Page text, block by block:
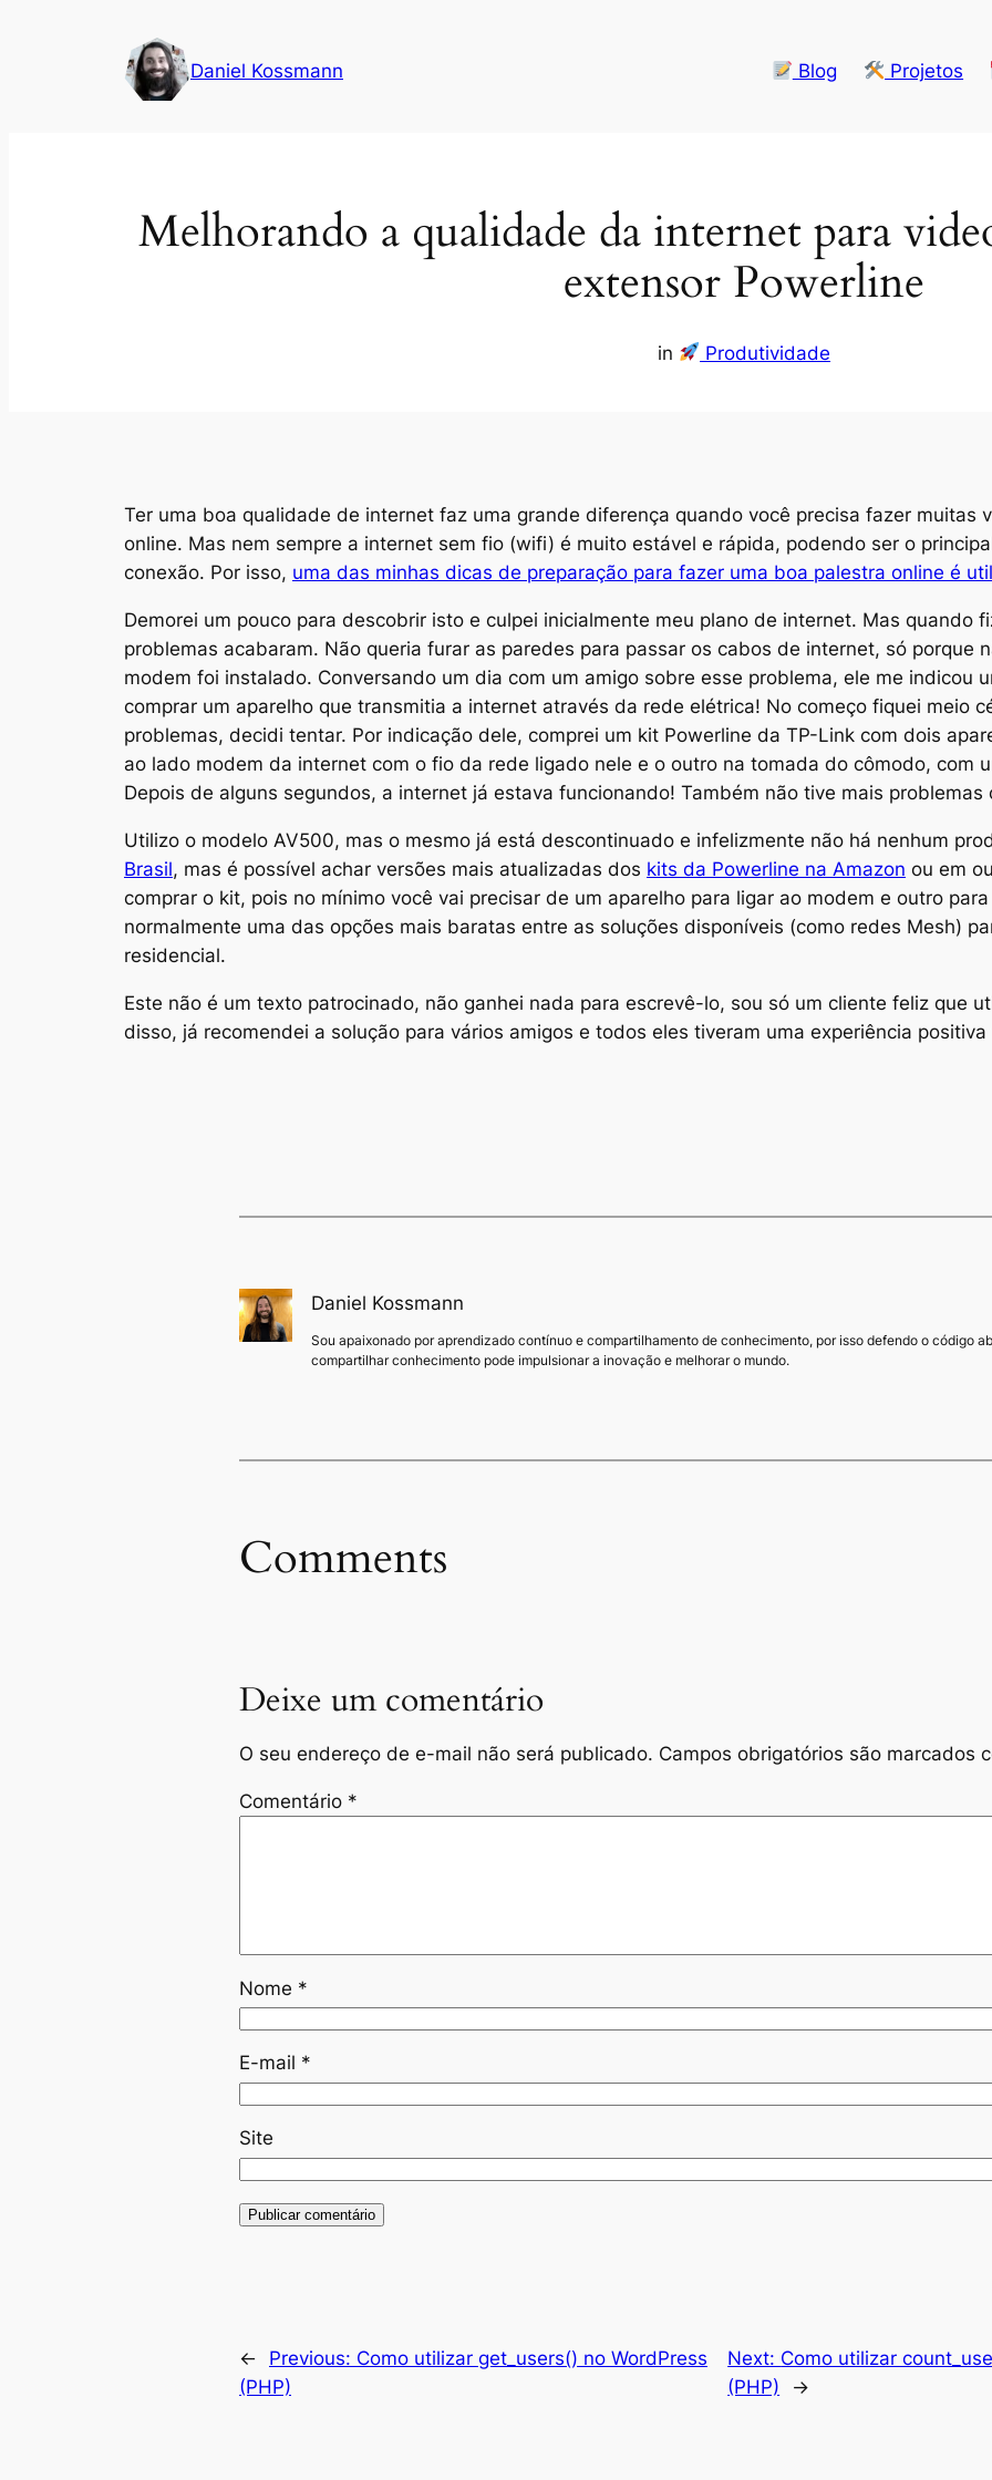
Daniel Kossmann Blog Projetos
Melhorando a qualidade da internet para
extensor Powerline
in Produtividade
Ter uma boa qualidade de internet faz uma grande diferença quando você precisa fazer muitas
online. Mas nem sempre a internet sem fio (wifi) é muito estável e rápida, podendo ser o
conexão. Por isso, uma das minhas dicas de preparação para fazer uma boa palestra online é
Demorei um pouco para descobrir isto e culpei inicialmente meu plano de internet. Mas quando
problemas acabaram. Não queria furar as paredes para passar os cabos de internet, só porque
modem foi instalado. Conversando um dia com um amigo sobre esse problema, ele me indicou
comprar um aparelho que transmitia a internet através da rede elétrica! No começo fiquei meio
problemas, decidi tentar. Por indicação dele, comprei um kit Powerline da TP-Link com dois
ao lado modem da internet com o fio da rede ligado nele e o outro na tomada do cômodo, com
Depois de alguns segundos, a internet já estava funcionando! Também não tive mais
Utilizo o modelo AV500, mas o mesmo já está descontinuado e infelizmente não há nenhum
Brasil, mas é possível achar versões mais atualizadas dos kits da Powerline na Amazon ou em
comprar o kit, pois no mínimo você vai precisar de um aparelho para ligar ao modem e outro
normalmente uma das opções mais baratas entre as soluções disponíveis (como redes Mesh)
residencial.
Este não é um texto patrocinado, não ganhei nada para escrevê-lo, sou só um cliente feliz que
disso, já recomendei a solução para vários amigos e todos eles tiveram uma experiência
Daniel Kossmann
Sou apaixonado por aprendizado contínuo e compartilhamento de conhecimento, por isso defendo o código
compartilhar conhecimento pode impulsionar a inovação e melhorar o mundo.
Comments
Deixe um comentário
O seu endereço de e-mail não será publicado. Campos obrigatórios são marcados
Comentário *
Nome *
E-mail *
Site
← Previous: Como utilizar get_users() no WordPress
(PHP)
Next: Como utilizar
(PHP)
→